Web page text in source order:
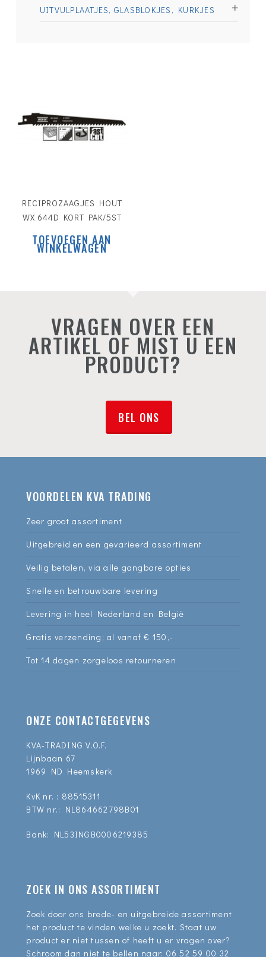
UITVULPLAATJES, GLASBLOKJES, KURKJES
€5.75
RECIPROZAAGJES HOUT
WX 644D KORT PAK/5ST
TOEVOEGEN AAN
WINKELWAGEN
VRAGEN OVER EEN
ARTIKEL OF MIST U EEN
PRODUCT?
BEL ONS
VOORDELEN KVA TRADING
Zeer groot assortiment
Uitgebreid en een gevarieerd assortiment
Veilig betalen, via alle gangbare opties
Snelle en betrouwbare levering
Levering in heel Nederland en België
Gratis verzending; al vanaf € 150,-
Tot 14 dagen zorgeloos retourneren
ONZE CONTACTGEGEVENS
KVA-TRADING V.O.F.
Lijnbaan 67
1969 ND Heemskerk
KvK nr. : 88515311
BTW nr.: NL864662798B01
Bank: NL53INGB0006219385
ZOEK IN ONS ASSORTIMENT
Zoek door ons brede- en uitgebreide assortiment
het product te vinden welke u zoekt. Staat uw
product er niet tussen of heeft u er vragen over?
Schroom dan niet te bellen naar: 06 52 59 00 32